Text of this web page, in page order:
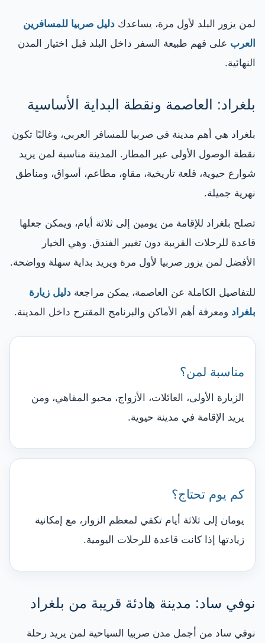
لمن يزور البلد لأول مرة، يساعدك دليل صربيا للمسافرين
العرب على فهم طبيعة السفر داخل البلد قبل اختيار المدن
النهائية.
بلغراد: العاصمة ونقطة البداية الأساسية
بلغراد هي أهم مدينة في صربيا للمسافر العربي، وغالبًا تكون
نقطة الوصول الأولى عبر المطار. المدينة مناسبة لمن يريد
شوارع حيوية، قلعة تاريخية، مقاهٍ، مطاعم، أسواق، ومناطق
نهرية جميلة.
تصلح بلغراد للإقامة من يومين إلى ثلاثة أيام، ويمكن جعلها
قاعدة للرحلات القريبة دون تغيير الفندق. وهي الخيار
الأفضل لمن يزور صربيا لأول مرة ويريد بداية سهلة وواضحة.
للتفاصيل الكاملة عن العاصمة، يمكن مراجعة دليل زيارة
بلغراد ومعرفة أهم الأماكن والبرنامج المقترح داخل المدينة.
مناسبة لمن؟
الزيارة الأولى، العائلات، الأزواج، محبو المقاهي، ومن
يريد الإقامة في مدينة حيوية.
كم يوم تحتاج؟
يومان إلى ثلاثة أيام تكفي لمعظم الزوار، مع إمكانية
زيادتها إذا كانت قاعدة للرحلات اليومية.
نوفي ساد: مدينة هادئة قريبة من بلغراد
نوفي ساد من أجمل مدن صربيا السياحية لمن يريد رحلة